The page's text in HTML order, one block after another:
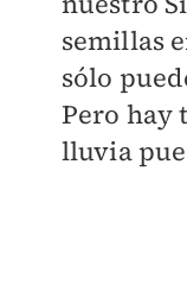
semillas
sólo
Pero hay
lluvia